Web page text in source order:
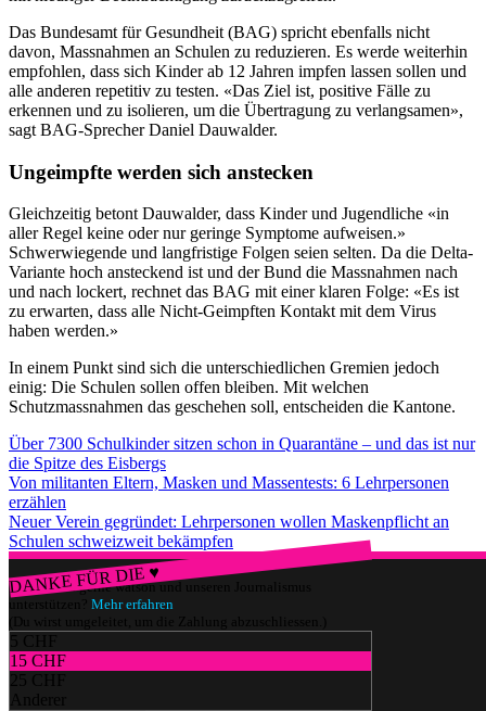
Das Bundesamt für Gesundheit (BAG) spricht ebenfalls nicht
davon, Massnahmen an Schulen zu reduzieren. Es werde weiterhin
empfohlen, dass sich Kinder ab 12 Jahren impfen lassen sollen und
alle anderen repetitiv zu testen. «Das Ziel ist, positive Fälle zu
erkennen und zu isolieren, um die Übertragung zu verlangsamen»,
sagt BAG-Sprecher Daniel Dauwalder.
Ungeimpfte werden sich anstecken
Gleichzeitig betont Dauwalder, dass Kinder und Jugendliche «in
aller Regel keine oder nur geringe Symptome aufweisen.»
Schwerwiegende und langfristige Folgen seien selten. Da die Delta-
Variante hoch ansteckend ist und der Bund die Massnahmen nach
und nach lockert, rechnet das BAG mit einer klaren Folge: «Es ist
zu erwarten, dass alle Nicht-Geimpften Kontakt mit dem Virus
haben werden.»
In einem Punkt sind sich die unterschiedlichen Gremien jedoch
einig: Die Schulen sollen offen bleiben. Mit welchen
Schutzmassnahmen das geschehen soll, entscheiden die Kantone.
Über 7300 Schulkinder sitzen schon in Quarantäne – und das ist nur
die Spitze des Eisbergs
Von militanten Eltern, Masken und Massentests: 6 Lehrpersonen
erzählen
Neuer Verein gegründet: Lehrpersonen wollen Maskenpflicht an
Schulen schweizweit bekämpfen
DANKE FÜR DIE ♥
Würdest du gerne watson und unseren Journalismus
unterstützen? Mehr erfahren
(Du wirst umgeleitet, um die Zahlung abzuschliessen.)
5 CHF
15 CHF
25 CHF
Anderer